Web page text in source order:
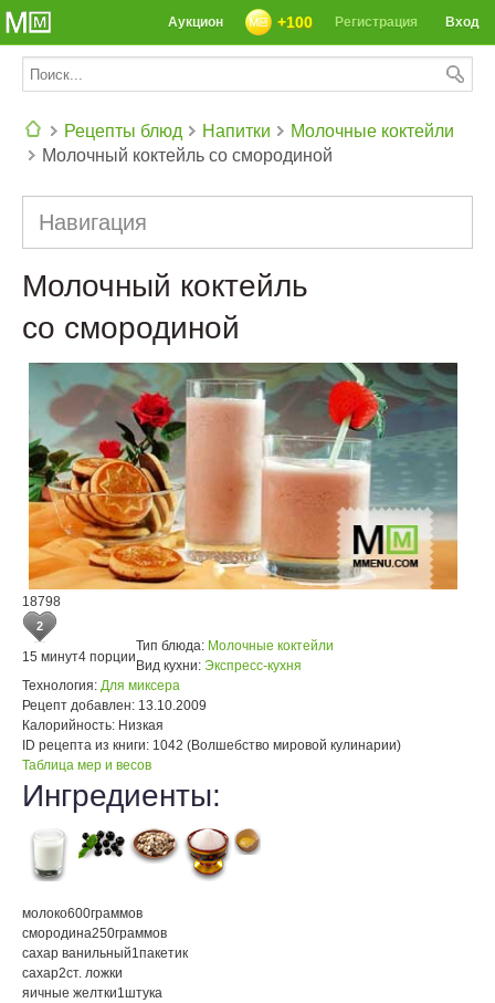
Вход
Регистрация
+100
Аукцион
Рецепты блюд Напитки
Молочные коктейли
Молочный коктейль со смородиной
Навигация
Молочный коктейль
со смородиной
18798
2
15 минут4 порции
Тип блюда: Молочные коктейли
Вид кухни: Экспресс-кухня
Технология: Для миксера
Рецепт добавлен: 13.10.2009
Калорийность: Низкая
ID рецепта из книги: 1042 (Волшебство мировой кулинарии)
Таблица мер и весов
Ингредиенты:
молоко600граммов
смородина250граммов
сахар ванильный1пакетик
сахар2ст. ложки
яичные желтки1штука